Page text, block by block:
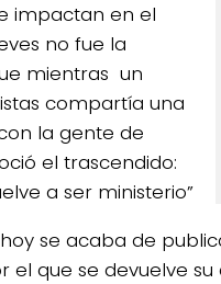
impactan en el
no fue la
mientras un
compartía una
la gente de
el trascendido:
a ser ministerio”
se acaba de
el que se devuelve